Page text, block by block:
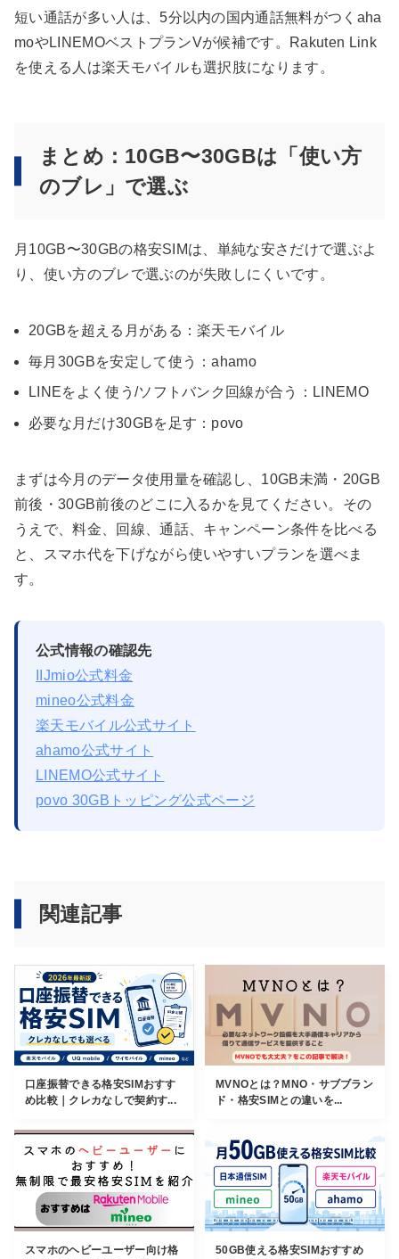
短い通話が多い人は、5分以内の国内通話無料がつくaha
moやLINEMOベストプランVが候補です。Rakuten Link
を使える人は楽天モバイルも選択肢になります。
まとめ：10GB〜30GBは「使い方
のブレ」で選ぶ
月10GB〜30GBの格安SIMは、単純な安さだけで選ぶよ
り、使い方のブレで選ぶのが失敗しにくいです。
20GBを超える月がある：楽天モバイル
毎月30GBを安定して使う：ahamo
LINEをよく使う/ソフトバンク回線が合う：LINEMO
必要な月だけ30GBを足す：povo
まずは今月のデータ使用量を確認し、10GB未満・20GB
前後・30GB前後のどこに入るかを見てください。その
うえで、料金、回線、通話、キャンペーン条件を比べる
と、スマホ代を下げながら使いやすいプランを選べま
す。
公式情報の確認先
IIJmio公式料金
mineo公式料金
楽天モバイル公式サイト
ahamo公式サイト
LINEMO公式サイト
povo 30GBトッピング公式ページ
関連記事
口座振替できる格安SIMおすす
め比較｜クレカなしで契約す...
MVNOとは？MNO・サブブラン
ド・格安SIMとの違いを...
スマホのヘビーユーザー向け格
50GB使える格安SIMおすすめ